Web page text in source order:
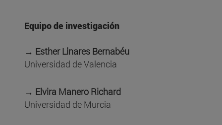
Equipo de investigación
→ Esther Linares Bernabéu
Universidad de Valencia
→ Elvira Manero Richard
Universidad de Murcia